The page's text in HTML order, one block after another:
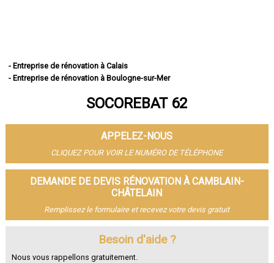
- Entreprise de rénovation à Calais
- Entreprise de rénovation à Boulogne-sur-Mer
- Entreprise de rénovation à Lens
- Entreprise de rénovation à Béthune
- Entreprise de rénovation à Hénin-Beaumont
- Entreprise de rénovation à Bruay-la-Buissière
- Entreprise de rénovation à Avion
- Entreprise de rénovation à Carvin
- Entreprise de rénovation à Berck
- Entreprise de rénovation à Outreau
- Entreprise de rénovation à Méricourt
SOCOREBAT 62
APPELEZ-NOUS
CLIQUEZ POUR VOIR LE NUMÉRO DE TÉLÉPHONE
DEMANDE DE DEVIS RÉNOVATION À CAMBLAIN-
CHÂTELAIN
Remplissez le formulaire et recevez votre devis gratuit
Besoin d'aide ?
Nous vous rappellons gratuitement.